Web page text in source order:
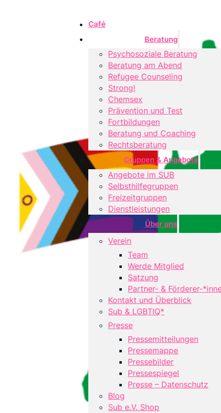
Café
Beratung
Psychosoziale Beratung
Beratung am Abend
Refugee Counseling
Strong!
Chemsex
Prävention und Test
Fortbildungen
Beratung und Coaching
Rechtsberatung
Gruppen & Angebote
Angebote im SUB
Selbsthilfegruppen
Freizeitgruppen
Dienstleistungen
Über uns
Verein
Team
Werde Mitglied
Satzung
Partner- & Förderer-
Kontakt und Überblick
Sub & LGBTIQ*
Presse
Pressemitteilungen
Pressemappe
Pressebilder
Pressespiegel
Presse – Datenschutz
Blog
Sub e.V. Shop